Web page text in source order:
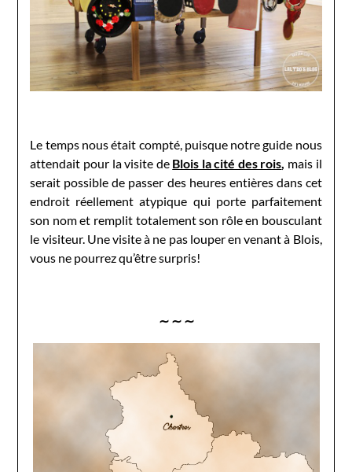
Le temps nous était compté, puisque notre guide nous
attendait pour la visite de Blois la cité des rois, mais il
serait possible de passer des heures entières dans cet
endroit réellement atypique qui porte parfaitement
son nom et remplit totalement son rôle en bousculant
le visiteur. Une visite à ne pas louper en venant à Blois,
vous ne pourrez qu’être surpris!
∼ ∼ ∼